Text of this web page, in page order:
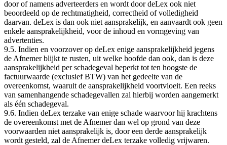
door of namens adverteerders en wordt door deLex ook niet
beoordeeld op de rechtmatigheid, correctheid of volledigheid
daarvan. deLex is dan ook niet aansprakelijk, en aanvaardt ook geen
enkele aansprakelijkheid, voor de inhoud en vormgeving van
advertenties.
9.5. Indien en voorzover op deLex enige aansprakelijkheid jegens
de Afnemer blijkt te rusten, uit welke hoofde dan ook, dan is deze
aansprakelijkheid per schadegeval beperkt tot ten hoogste de
factuurwaarde (exclusief BTW) van het gedeelte van de
overeenkomst, waaruit de aansprakelijkheid voortvloeit. Een reeks
van samenhangende schadegevallen zal hierbij worden aangemerkt
als één schadegeval.
9.6. Indien deLex terzake van enige schade waarvoor hij krachtens
de overeenkomst met de Afnemer dan wel op grond van deze
voorwaarden niet aansprakelijk is, door een derde aansprakelijk
wordt gesteld, zal de Afnemer deLex terzake volledig vrijwaren.